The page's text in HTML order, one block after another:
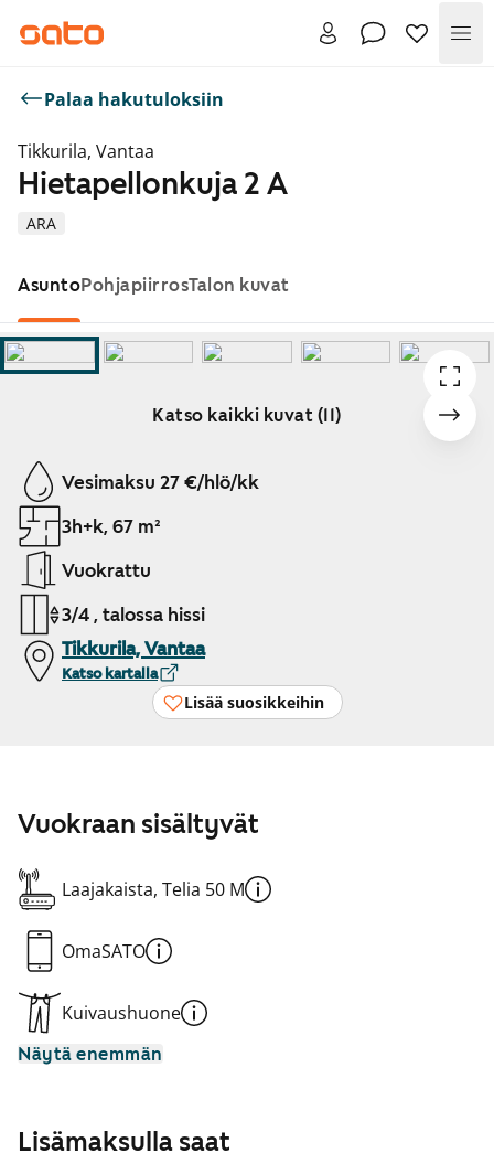
Palaa hakutuloksiin
Tikkurila, Vantaa
ARA
Hietapellonkuja 2 A
AsuntoPohjapiirrosTalon kuvat
Katso kaikki kuvat (11)
Näytetään dia 1 / 11
Vesimaksu 27 €/hlö/kk
3h+k, 67 m²
Vuokrattu
3/4 , talossa hissi
Tikkurila, Vantaa
Katso kartalla
Lisää suosikkeihin
Vuokraan sisältyvät
Laajakaista, Telia 50 M
OmaSATO
Kuivaushuone
Näytä enemmän
Lisämaksulla saat